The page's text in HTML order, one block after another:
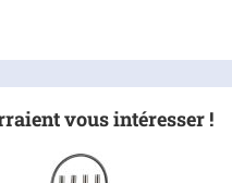
vous intéresser !